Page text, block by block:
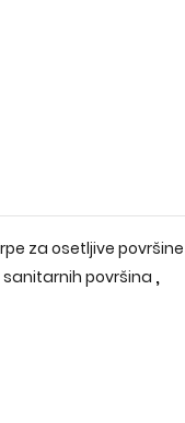
za osetljive površine
sanitarnih površina ,